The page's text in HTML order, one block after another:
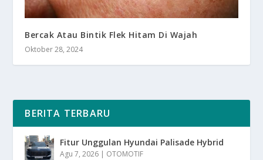
Bercak Atau Bintik Flek Hitam Di Wajah
Oktober 28, 2024
BERITA TERBARU
Fitur Unggulan Hyundai Palisade Hybrid
Agu 7, 2026 | OTOMOTIF